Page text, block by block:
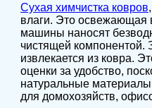
Сухая химчистка ковров
влаги. Это освежающая
машины наносят
чистящей компонентой.
извлекается из ковра.
оценки за удобство,
натуральные
для домохозяйств,